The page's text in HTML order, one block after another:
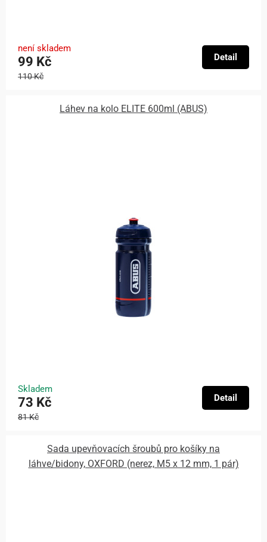
není skladem
99 Kč
110 Kč
Detail
Láhev na kolo ELITE 600ml (ABUS)
Skladem
73 Kč
81 Kč
Detail
Sada upevňovacích šroubů pro košíky na
láhve/bidony, OXFORD (nerez, M5 x 12 mm, 1 pár)